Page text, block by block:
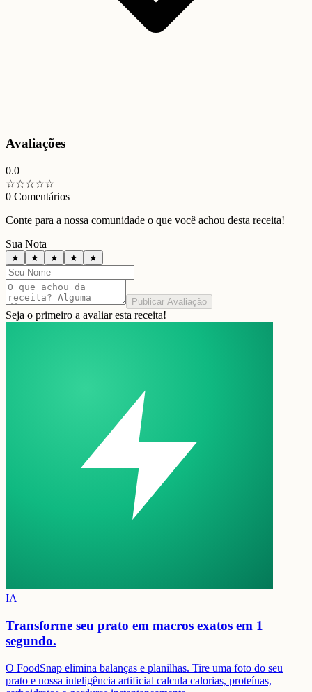
Avaliações
0.0
☆☆☆☆☆
0 Comentários
Conte para a nossa comunidade o que você achou desta receita!
Sua Nota
★ ★ ★ ★ ★
Publicar Avaliação
Seja o primeiro a avaliar esta receita!
IA
Transforme seu prato em macros exatos em 1
segundo.
O FoodSnap elimina balanças e planilhas. Tire uma foto do seu
prato e nossa inteligência artificial calcula calorias, proteínas,